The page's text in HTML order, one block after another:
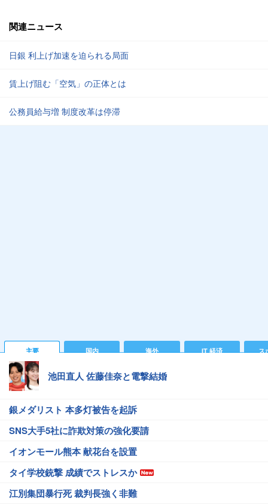
関連ニュース
日銀 利上げ加速を迫られる局面
賃上げ阻む「空気」の正体とは
公務員給与増 制度改革は停滞
主要 国内 海外 IT 経済 ス
池田直人 佐藤佳奈と電撃結婚
銀メダリスト 本多灯被告を起訴
SNS大手5社に詐欺対策の強化要請
イオンモール熊本 献花台を設置
タイ学校銃撃 成績でストレスか
江別集団暴行死 裁判長強く非難